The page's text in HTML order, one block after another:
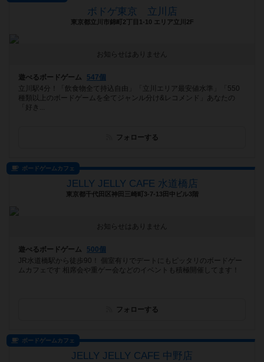
ボドゲ東京 立川店
東京都立川市錦町2丁目1-10 エリア立川2F
お知らせはありません
遊べるボードゲーム
547個
立川駅4分！「飲食物全て持込自由」「立川エリア最安値水準」「550
種類以上のボードゲームを全てジャンル分け&レコメンド」あなたの
「好き...
フォローする
ボードゲームカフェ
JELLY JELLY CAFE 水道橋店
東京都千代田区神田三崎町3-7-13田中ビル3階
お知らせはありません
遊べるボードゲーム
500個
JR水道橋駅から徒歩90！ 個室有りでデートにもピッタリのボードゲー
ムカフェです 相席会や重ゲー会などのイベントも積極開催してます！
フォローする
ボードゲームカフェ
JELLY JELLY CAFE 中野店